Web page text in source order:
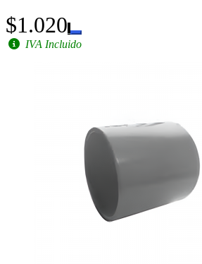
$1.020
IVA Incluido